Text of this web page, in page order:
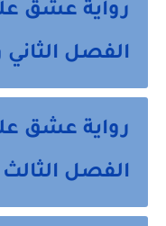
رواية عشق
الفصل الثاني
رواية عشق
الفصل الثالث